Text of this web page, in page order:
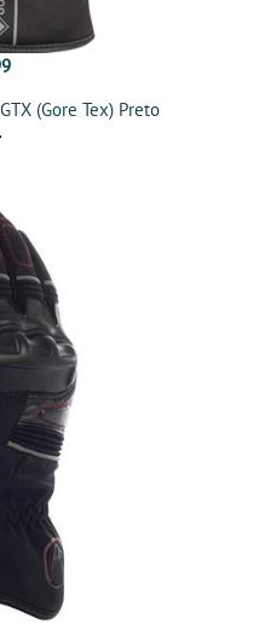
(Gore Tex) Preto